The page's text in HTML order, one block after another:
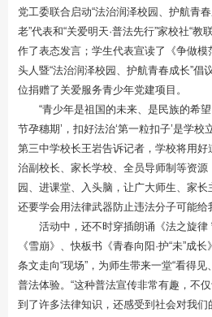
党工委联合启动“法治润泽校园、护航青
老”代表和“关爱明天·普法先行”家校社“教
作了表态发言；学生代表宣读了《争做
头人暨“法治润泽校园、护航青春成长”倡
位捐赠了关爱服务青少年党建项目。
“青少年是祖国的未来、是民族的希
节孕穗期’，扣好法治‘第一粒扣子’是学
第三中学校长王岩告诉记者，学校将用
治副校长、家长学校、全员导师制等资
园、进课堂、入头脑，让广大师生、家
还要学会用法律武器防止违法分子可能给
活动中，还不时穿插朗诵《法之旋律
《雪崩》、快板书《青春向阳·护“未”成
条文走向“现场”，为师生带来一堂“看得
普法体验。 “这种普法宣传非常有趣，不
到了许多法律知识，还感受到社会对我们